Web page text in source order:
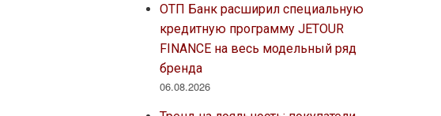
ОТП Банк расширил специальную
кредитную программу JETOUR
FINANCE на весь модельный ряд
бренда
06.08.2026